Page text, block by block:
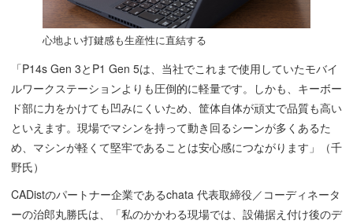
心地よい打鍵感も生産性に直結する
「P14s Gen 3とP1 Gen 5は、当社でこれまで使用していたモバイ
ルワークステーションよりも圧倒的に軽量です。しかも、キーボー
ド部に力をかけても凹みにくいため、筐体自体が頑丈で品質も高い
といえます。現場でマシンを持って動き回るシーンが多くあるた
め、マシンが軽くて堅牢であることは安心感につながります」（千
野氏）
CADistのパートナー企業であるchata 代表取締役／コーディネータ
ーの治郎丸勝氏は、「私のかかわる現場では、設備据え付け後のデ